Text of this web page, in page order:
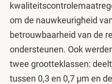
om de nauwkeurigheid
betrouwbaarheid van de
ondersteunen. Ook
twee grootteklassen:
tussen 0,3 en 0,7 µm en